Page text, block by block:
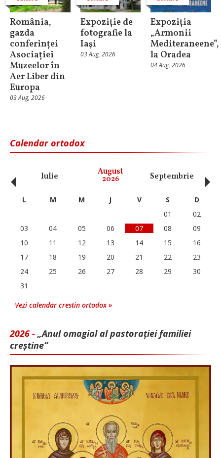
România,
gazda
conferinței
Asociației
Muzeelor în
Aer Liber din
Europa
03 Aug, 2026
Expoziție de
fotografie la
Iaşi
03 Aug, 2026
Expoziția
„Armonii
Mediteraneene”,
la Oradea
04 Aug, 2026
Calendar ortodox
Iulie August
2026 Septembrie
‹ L M M J V S
D
01
02
03
04 05 06 07 08
09
10
11 12 13 14 15
16
17
18 19 20 21 22
23
24
25 26 27 28 29
30
31
Vezi calendar crestin ortodox »
2026 - „Anul omagial al pastorației familiei
creștine”